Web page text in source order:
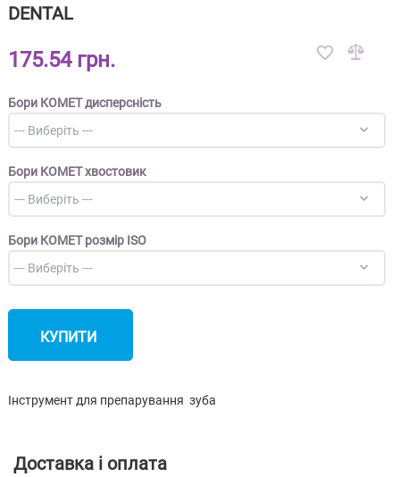
DENTAL
175.54 грн.
Бори КОМЕТ дисперсність
Бори КОМЕТ хвостовик
Бори КОМЕТ розмір ISO
КУПИТИ
Інструмент для препарування зуба
Доставка і оплата